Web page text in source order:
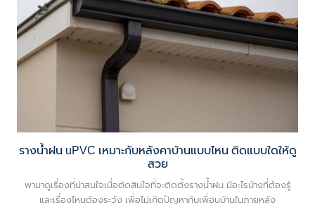
รางน้ำฝน uPVC เหมาะกับหลังคาบ้านแบบไหน ติดแบบใดให้ดู
สวย
พามาดูเรื่องที่น่าสนใจเมื่อตัดสินใจที่จะติดตั้งรางน้ำฝน มีอะไรบ้างที่ต้องรู้
และเรื่องไหนต้องระวัง เพื่อไม่เกิดปัญหากับเพื่อนบ้านในภายหลัง